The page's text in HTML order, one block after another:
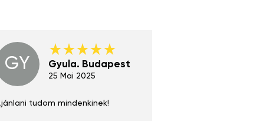
GY Gyula. Budapest
25 Mai 2025
tudom mindenkinek!